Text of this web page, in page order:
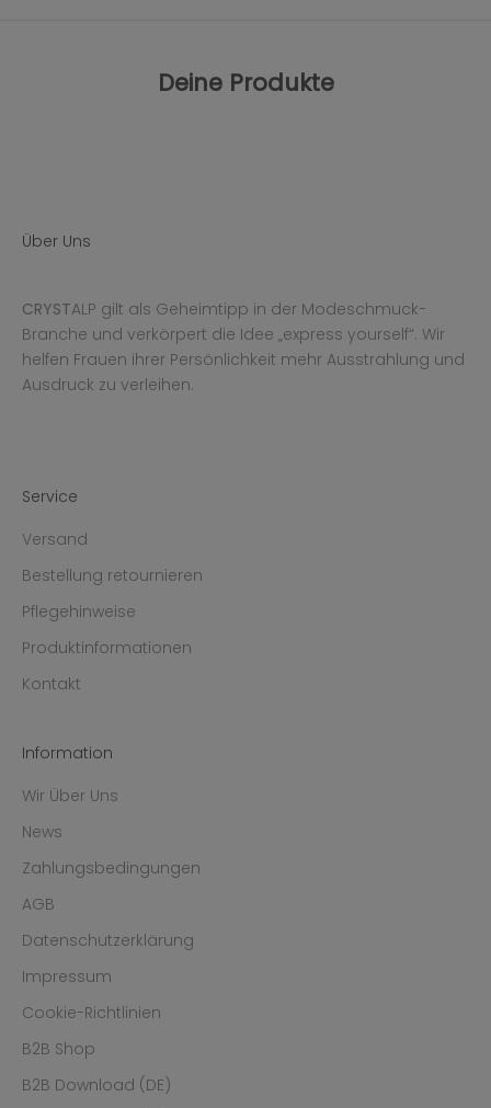
Deine Produkte
Über Uns
CRYSTALP gilt als Geheimtipp in der Modeschmuck-
Branche und verkörpert die Idee „express yourself“. Wir
helfen Frauen ihrer Persönlichkeit mehr Ausstrahlung und
Ausdruck zu verleihen.
Service
Versand
Bestellung retournieren
Pflegehinweise
Produktinformationen
Kontakt
Information
Wir Über Uns
News
Zahlungsbedingungen
AGB
Datenschutzerklärung
Impressum
Cookie-Richtlinien
B2B Shop
B2B Download (DE)